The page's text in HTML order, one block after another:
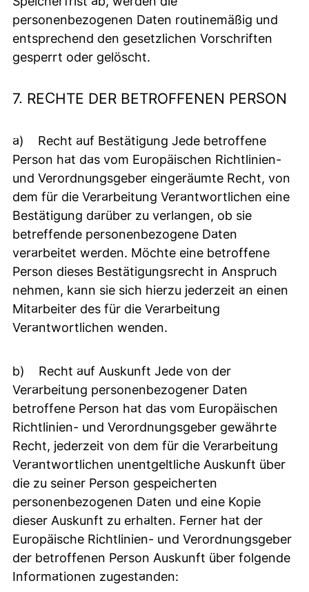
personenbezogenen Daten routinemäßig und
entsprechend den gesetzlichen Vorschriften
gesperrt oder gelöscht.
7. RECHTE DER BETROFFENEN PERSON
a) Recht auf Bestätigung Jede betroffene
Person hat das vom Europäischen Richtlinien-
und Verordnungsgeber eingeräumte Recht, von
dem für die Verarbeitung Verantwortlichen eine
Bestätigung darüber zu verlangen, ob sie
betreffende personenbezogene Daten
verarbeitet werden. Möchte eine betroffene
Person dieses Bestätigungsrecht in Anspruch
nehmen, kann sie sich hierzu jederzeit an einen
Mitarbeiter des für die Verarbeitung
Verantwortlichen wenden.
b) Recht auf Auskunft Jede von der
Verarbeitung personenbezogener Daten
betroffene Person hat das vom Europäischen
Richtlinien- und Verordnungsgeber gewährte
Recht, jederzeit von dem für die Verarbeitung
Verantwortlichen unentgeltliche Auskunft über
die zu seiner Person gespeicherten
personenbezogenen Daten und eine Kopie
dieser Auskunft zu erhalten. Ferner hat der
Europäische Richtlinien- und Verordnungsgeber
der betroffenen Person Auskunft über folgende
Informationen zugestanden: